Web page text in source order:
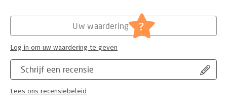
Projectmanagement
Schrijf een recensie
Lees ons recensiebeleid
Uw waardering ?
Log in om uw waardering te geven